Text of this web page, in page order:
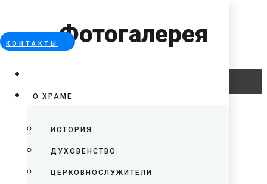
КОНТАКТЫ
О ХРАМЕ
ИСТОРИЯ
ДУХОВЕНСТВО
ЦЕРКОВНОСЛУЖИТЕЛИ
Фотогалерея